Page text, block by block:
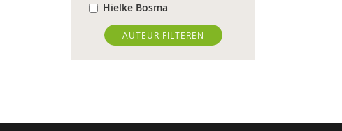
Hielke Bosma
Jolande Bource
Richard Brons
Laura Capitaine
AUTEUR FILTEREN